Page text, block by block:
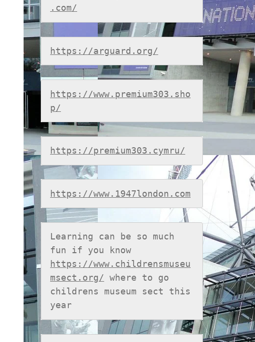
.com/
https://arguard.org/
https://www.premium303.sho
p/
https://premium303.cymru/
https://www.1947london.com
Learning can be so much
https://www.childrensmuseu
msect.org/ where to go
childrens museum sect this
year